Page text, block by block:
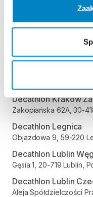
Decathlon Katowice
Trasa Nikodema i
Polska
Radomska 24, 25-451
Decathlon Kraków
Decathlon Kraków
Zakopiańska 62A, 30-
Decathlon Legnica
Objazdowa 9, 59-220
Decathlon Lublin
Gęsia 1, 20-719 Lublin,
Decathlon Lublin
Aleja Spółdzielczości